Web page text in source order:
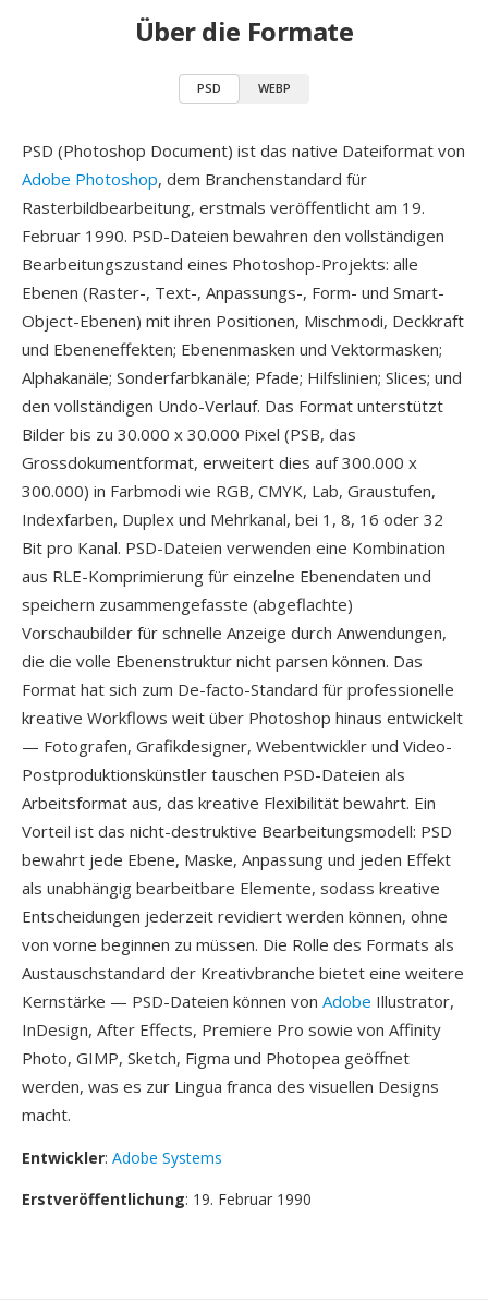
Über die Formate
PSD WEBP
PSD (Photoshop Document) ist das native Dateiformat von
Adobe Photoshop, dem Branchenstandard für
Rasterbildbearbeitung, erstmals veröffentlicht am 19.
Februar 1990. PSD-Dateien bewahren den vollständigen
Bearbeitungszustand eines Photoshop-Projekts: alle
Ebenen (Raster-, Text-, Anpassungs-, Form- und Smart-
Object-Ebenen) mit ihren Positionen, Mischmodi, Deckkraft
und Ebeneneffekten; Ebenenmasken und Vektormasken;
Alphakanäle; Sonderfarbkanäle; Pfade; Hilfslinien; Slices; und
den vollständigen Undo-Verlauf. Das Format unterstützt
Bilder bis zu 30.000 x 30.000 Pixel (PSB, das
Grossdokumentformat, erweitert dies auf 300.000 x
300.000) in Farbmodi wie RGB, CMYK, Lab, Graustufen,
Indexfarben, Duplex und Mehrkanal, bei 1, 8, 16 oder 32
Bit pro Kanal. PSD-Dateien verwenden eine Kombination
aus RLE-Komprimierung für einzelne Ebenendaten und
speichern zusammengefasste (abgeflachte)
Vorschaubilder für schnelle Anzeige durch Anwendungen,
die die volle Ebenenstruktur nicht parsen können. Das
Format hat sich zum De-facto-Standard für professionelle
kreative Workflows weit über Photoshop hinaus entwickelt
— Fotografen, Grafikdesigner, Webentwickler und Video-
Postproduktionskünstler tauschen PSD-Dateien als
Arbeitsformat aus, das kreative Flexibilität bewahrt. Ein
Vorteil ist das nicht-destruktive Bearbeitungsmodell: PSD
bewahrt jede Ebene, Maske, Anpassung und jeden Effekt
als unabhängig bearbeitbare Elemente, sodass kreative
Entscheidungen jederzeit revidiert werden können, ohne
von vorne beginnen zu müssen. Die Rolle des Formats als
Austauschstandard der Kreativbranche bietet eine weitere
Kernstärke — PSD-Dateien können von Adobe Illustrator,
InDesign, After Effects, Premiere Pro sowie von Affinity
Photo, GIMP, Sketch, Figma und Photopea geöffnet
werden, was es zur Lingua franca des visuellen Designs
macht.
Entwickler: Adobe Systems
Erstveröffentlichung: 19. Februar 1990